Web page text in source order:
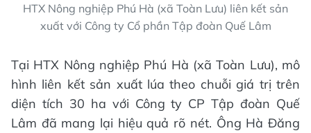
HTX Nông nghiệp Phú Hà (xã Toàn Lưu) liên kết sản
xuất với Công ty Cổ phần Tập đoàn Quế Lâm
Tại HTX Nông nghiệp Phú Hà (xã Toàn Lưu), mô
hình liên kết sản xuất lúa theo chuỗi giá trị trên
diện tích 30 ha với Công ty CP Tập đoàn Quế
Lâm đã mang lại hiệu quả rõ nét. Ông Hà Đăng